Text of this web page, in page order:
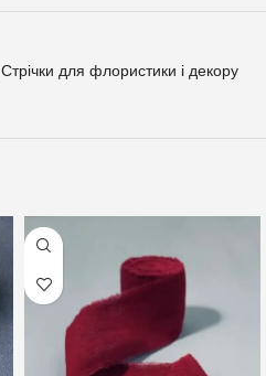
Стрічки для флористики і декору